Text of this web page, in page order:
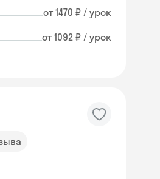
от 1470 ₽ / урок
от 1092 ₽ / урок